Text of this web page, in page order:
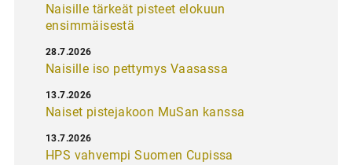
Naisille tärkeät pisteet elokuun
ensimmäisestä
Naisille iso pettymys Vaasassa
28.7.2026
Naiset pistejakoon MuSan kanssa
13.7.2026
HPS vahvempi Suomen Cupissa
13.7.2026